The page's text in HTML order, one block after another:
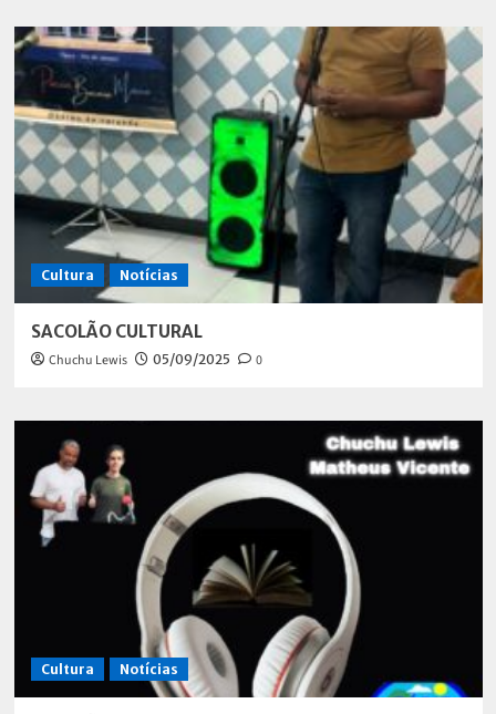
Cultura Notícias
SACOLÃO CULTURAL
Chuchu Lewis 05/09/2025 0
Cultura Notícias